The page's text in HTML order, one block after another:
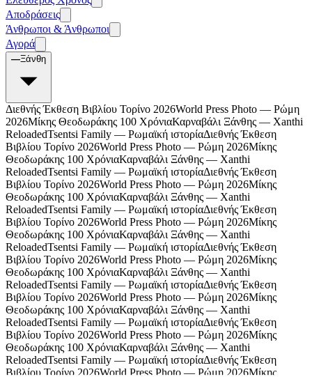
Αποδράσεις
Άνθρωποι & Άνθρωποι
Αγορά
—Ξάνθη
Διεθνής Έκθεση Βιβλίου Τορίνο 2026World Press Photo — Ρώμη
2026Μίκης Θεοδωράκης 100 ΧρόνιαΚαρναβάλι Ξάνθης — Xanthi
ReloadedTsentsi Family — Ρωμαϊκή ιστορίαΔιεθνής Έκθεση
Βιβλίου Τορίνο 2026World Press Photo — Ρώμη 2026Μίκης
Θεοδωράκης 100 ΧρόνιαΚαρναβάλι Ξάνθης — Xanthi
ReloadedTsentsi Family — Ρωμαϊκή ιστορίαΔιεθνής Έκθεση
Βιβλίου Τορίνο 2026World Press Photo — Ρώμη 2026Μίκης
Θεοδωράκης 100 ΧρόνιαΚαρναβάλι Ξάνθης — Xanthi
ReloadedTsentsi Family — Ρωμαϊκή ιστορίαΔιεθνής Έκθεση
Βιβλίου Τορίνο 2026World Press Photo — Ρώμη 2026Μίκης
Θεοδωράκης 100 ΧρόνιαΚαρναβάλι Ξάνθης — Xanthi
ReloadedTsentsi Family — Ρωμαϊκή ιστορίαΔιεθνής Έκθεση
Βιβλίου Τορίνο 2026World Press Photo — Ρώμη 2026Μίκης
Θεοδωράκης 100 ΧρόνιαΚαρναβάλι Ξάνθης — Xanthi
ReloadedTsentsi Family — Ρωμαϊκή ιστορίαΔιεθνής Έκθεση
Βιβλίου Τορίνο 2026World Press Photo — Ρώμη 2026Μίκης
Θεοδωράκης 100 ΧρόνιαΚαρναβάλι Ξάνθης — Xanthi
ReloadedTsentsi Family — Ρωμαϊκή ιστορίαΔιεθνής Έκθεση
Βιβλίου Τορίνο 2026World Press Photo — Ρώμη 2026Μίκης
Θεοδωράκης 100 ΧρόνιαΚαρναβάλι Ξάνθης — Xanthi
ReloadedTsentsi Family — Ρωμαϊκή ιστορίαΔιεθνής Έκθεση
Βιβλίου Τορίνο 2026World Press Photo — Ρώμη 2026Μίκης